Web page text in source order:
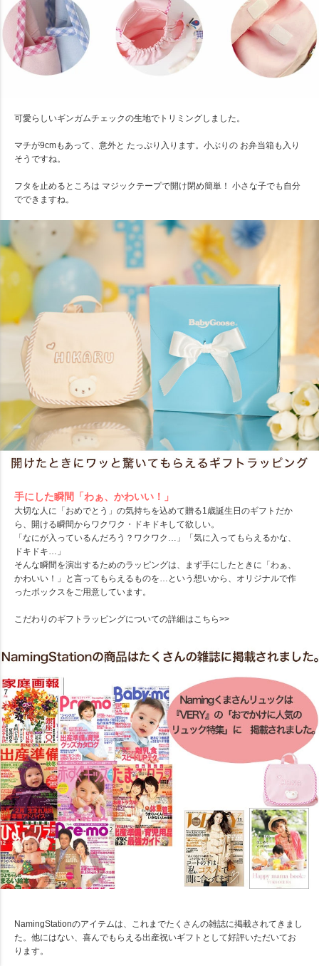
可愛らしいギンガムチェックの生地でトリミングしました。
マチが9cmもあって、意外と たっぷり入ります。小ぶりの お弁当箱も入り
そうですね。
フタを止めるところは マジックテープで開け閉め簡単！ 小さな子でも自分
でできますね。
手にした瞬間「わぁ、かわいい！」
大切な人に「おめでとう」の気持ちを込めて贈る1歳誕生日のギフトだか
ら、開ける瞬間からワクワク・ドキドキして欲しい。
「なにが入っているんだろう？ワクワク…」「気に入ってもらえるかな、
ドキドキ…」
そんな瞬間を演出するためのラッピングは、まず手にしたときに「わぁ、
かわいい！」と言ってもらえるものを…という想いから、オリジナルで作
ったボックスをご用意しています。
こだわりのギフトラッピングについての詳細はこちら>>
NamingStationのアイテムは、これまでたくさんの雑誌に掲載されてきまし
た。他にはない、喜んでもらえる出産祝いギフトとして好評いただいてお
ります。